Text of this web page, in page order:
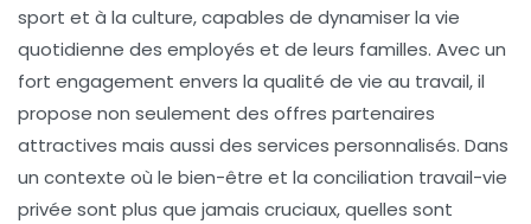
sport et à la culture, capables de dynamiser la vie
quotidienne des employés et de leurs familles. Avec un
fort engagement envers la qualité de vie au travail, il
propose non seulement des offres partenaires
attractives mais aussi des services personnalisés. Dans
un contexte où le bien-être et la conciliation travail-vie
privée sont plus que jamais cruciaux, quelles sont